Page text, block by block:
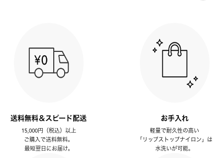
送料無料＆スピード配送
15,000円（税込）以上
ご購入で送料無料。
最短翌日にお届け。
お手入れ
軽量で耐久性の高い
「リップストップナイロン」は
水洗いが可能。